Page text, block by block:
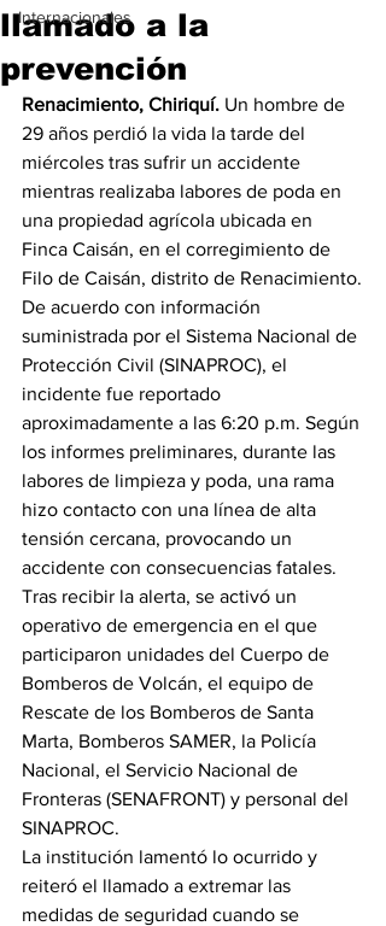
Internacionales
llamado a la
prevención
Renacimiento, Chiriquí. Un hombre de
29 años perdió la vida la tarde del
miércoles tras sufrir un accidente
mientras realizaba labores de poda en
una propiedad agrícola ubicada en
Finca Caisán, en el corregimiento de
Filo de Caisán, distrito de Renacimiento.
De acuerdo con información
suministrada por el Sistema Nacional de
Protección Civil (SINAPROC), el
incidente fue reportado
aproximadamente a las 6:20 p.m. Según
los informes preliminares, durante las
labores de limpieza y poda, una rama
hizo contacto con una línea de alta
tensión cercana, provocando un
accidente con consecuencias fatales.
Tras recibir la alerta, se activó un
operativo de emergencia en el que
participaron unidades del Cuerpo de
Bomberos de Volcán, el equipo de
Rescate de los Bomberos de Santa
Marta, Bomberos SAMER, la Policía
Nacional, el Servicio Nacional de
Fronteras (SENAFRONT) y personal del
SINAPROC.
La institución lamentó lo ocurrido y
reiteró el llamado a extremar las
medidas de seguridad cuando se